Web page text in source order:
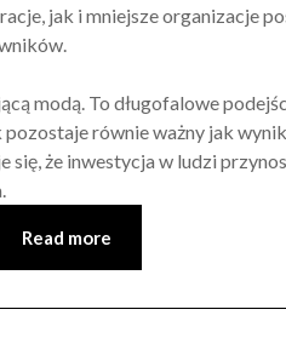
jak i mniejsze organizacje
modą. To długofalowe
równie ważny jak
że inwestycja w ludzi
Read more